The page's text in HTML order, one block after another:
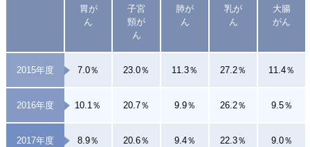
胃が
ん
子宮
頸が
ん
肺が
ん
乳が
ん
大腸
がん
2015年度 7.0％ 23.0％ 11.3％ 27.2％ 11.4％
2016年度 10.1％ 20.7％ 9.9％ 26.2％ 9.5％
2017年度 8.9％ 20.6％ 9.4％ 22.3％ 9.0％